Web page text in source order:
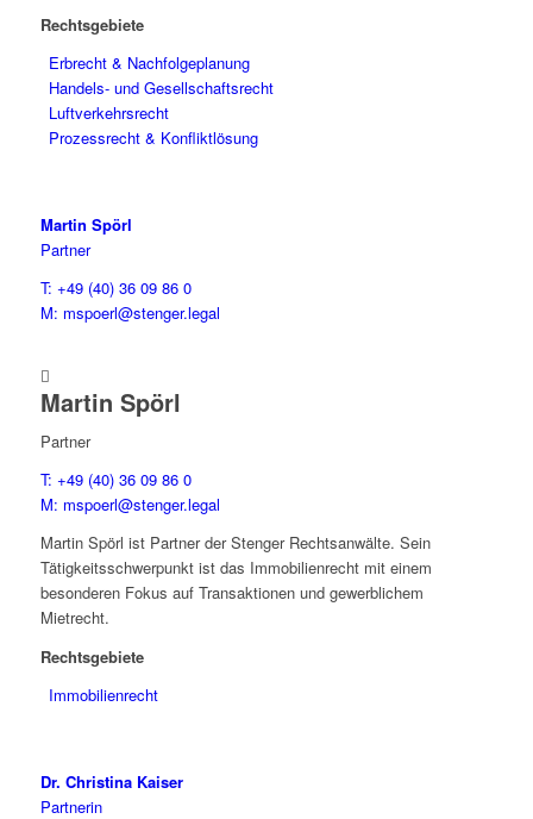
Rechtsgebiete
Erbrecht & Nachfolgeplanung
Handels- und Gesellschaftsrecht
Luftverkehrsrecht
Prozessrecht & Konfliktlösung
Martin Spörl
Partner
T: +49 (40) 36 09 86 0
M: mspoerl@stenger.legal

Martin Spörl
Partner
T: +49 (40) 36 09 86 0
M: mspoerl@stenger.legal
Martin Spörl ist Partner der Stenger Rechtsanwälte. Sein
Tätigkeitsschwerpunkt ist das Immobilienrecht mit einem
besonderen Fokus auf Transaktionen und gewerblichem
Mietrecht.
Rechtsgebiete
Immobilienrecht
Dr. Christina Kaiser
Partnerin